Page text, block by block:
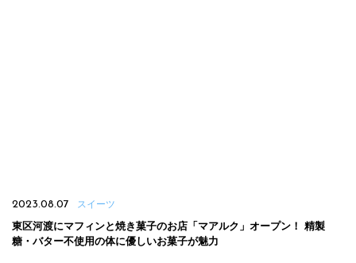
2023.08.07 スイーツ
東区河渡にマフィンと焼き菓子のお店「マアルク」オープン！ 精製
糖・バター不使用の体に優しいお菓子が魅力